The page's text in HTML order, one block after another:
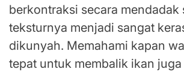
berkontraksi secara mendadak
teksturnya menjadi sangat
dikunyah. Memahami kapan
tepat untuk membalik ikan